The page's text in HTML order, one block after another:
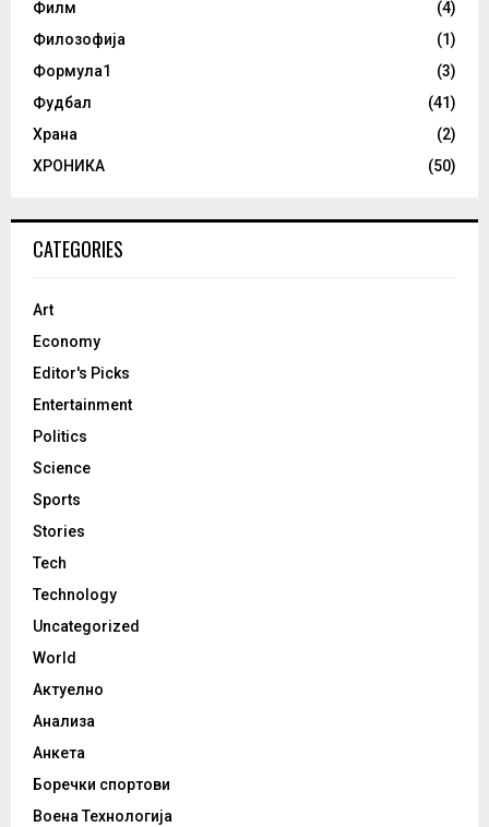
Филм
(4)
Филозофија
(1)
Формула1
(3)
Фудбал
(41)
Храна
(2)
ХРОНИКА
(50)
CATEGORIES
Art
Economy
Editor's Picks
Entertainment
Politics
Science
Sports
Stories
Tech
Technology
Uncategorized
World
Актуелно
Анализа
Анкета
Боречки спортови
Воена Технологија